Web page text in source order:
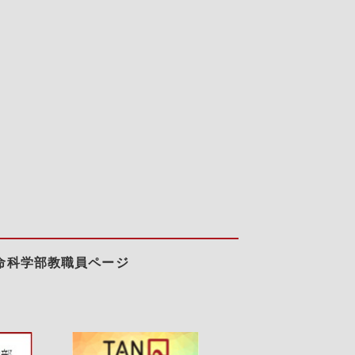
科学部教職員ページ